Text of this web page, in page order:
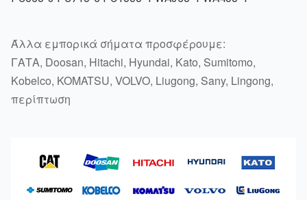
Άλλα εμπορικά σήματα προσφέρουμε:
ΓΑΤΑ, Doosan, Hitachi, Hyundai, Kato, Sumitomo,
Kobelco, KOMATSU, VOLVO, Liugong, Sany, Lingong,
περίπτωση